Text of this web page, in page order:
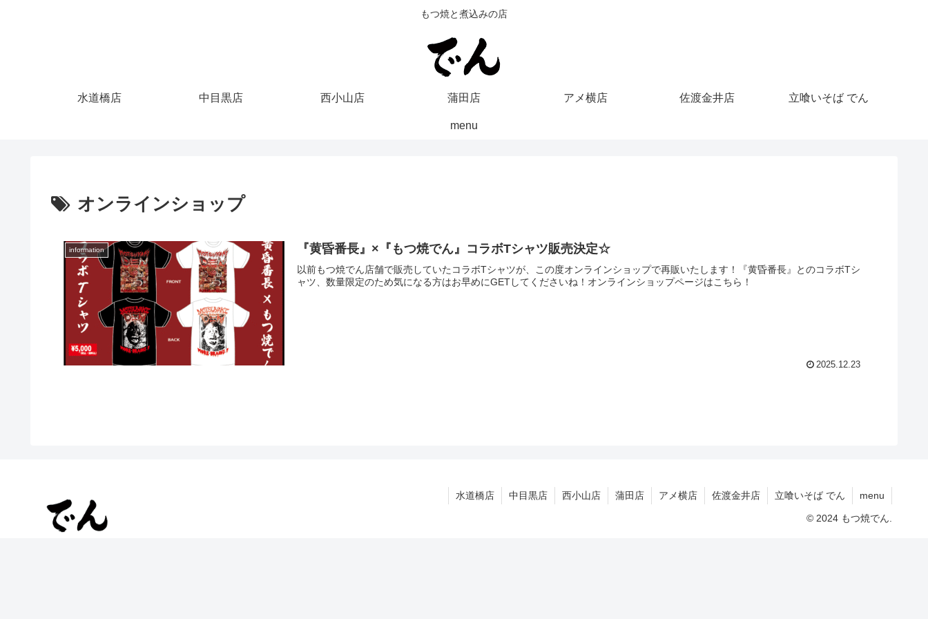
もつ焼と煮込みの店
水道橋店 中目黒店 西小山店 蒲田店 アメ横店 佐渡金井店 立喰いそば でん
menu
オンラインショップ
information 『黄昏番長』×『もつ焼でん』コラボTシャツ販売決定☆
以前もつ焼でん店舗で販売していたコラボTシャツが、この度オンラインショップで再販いたします！『黄昏番長』とのコラボTシ
ャツ、数量限定のため気になる方はお早めにGETしてくださいね！オンラインショップページはこちら！
2025.12.23
水道橋店 中目黒店 西小山店 蒲田店 アメ横店 佐渡金井店 立喰いそば でん menu
© 2024 もつ焼でん.